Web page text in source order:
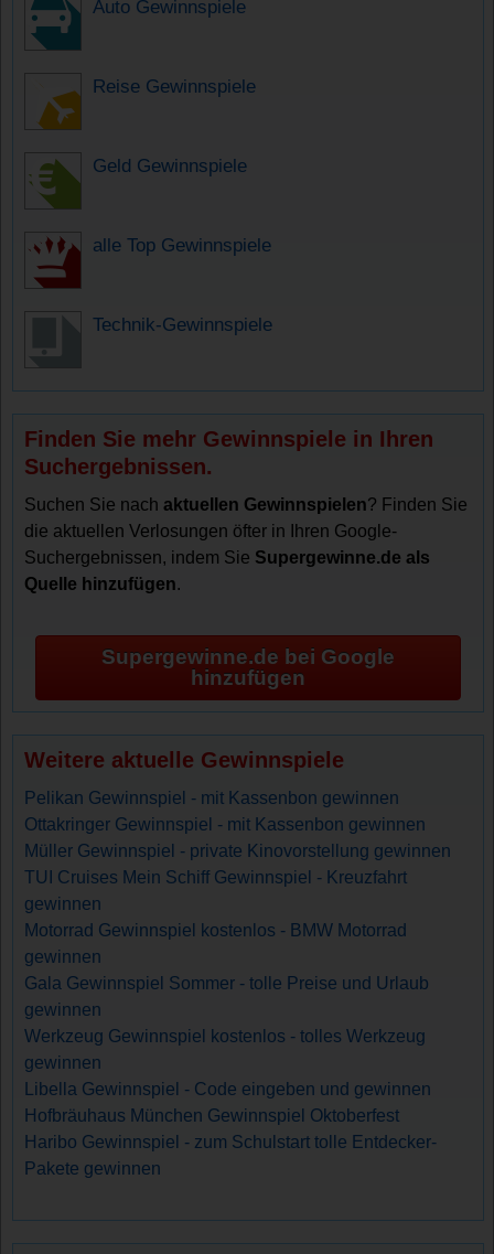
Auto Gewinnspiele
Reise Gewinnspiele
Geld Gewinnspiele
alle Top Gewinnspiele
Technik-Gewinnspiele
Finden Sie mehr Gewinnspiele in Ihren
Suchergebnissen.
Suchen Sie nachaktuellen Gewinnspielen? Finden Sie
die aktuellen Verlosungen öfter in Ihren Google-
Suchergebnissen, indem Sie Supergewinne.de als
Quelle hinzufügen.
Supergewinne.de bei Google
hinzufügen
Weitere aktuelle Gewinnspiele
Pelikan Gewinnspiel - mit Kassenbon gewinnen
Ottakringer Gewinnspiel - mit Kassenbon gewinnen
Müller Gewinnspiel - private Kinovorstellung gewinnen
TUI Cruises Mein Schiff Gewinnspiel - Kreuzfahrt
gewinnen
Motorrad Gewinnspiel kostenlos - BMW Motorrad
gewinnen
Gala Gewinnspiel Sommer - tolle Preise und Urlaub
gewinnen
Werkzeug Gewinnspiel kostenlos - tolles Werkzeug
gewinnen
Libella Gewinnspiel - Code eingeben und gewinnen
Hofbräuhaus München Gewinnspiel Oktoberfest
Haribo Gewinnspiel - zum Schulstart tolle Entdecker-
Pakete gewinnen